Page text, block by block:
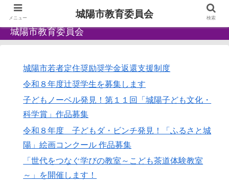
城陽市教育委員会
城陽市若者定住奨励奨学金返還支援制度
令和８年度辻奨学生を募集します
子どもノーベル発見！第１１回「城陽子ども文化・
科学賞」作品募集
令和８年度 子どもダ・ビンチ発見！「ふるさと城
陽」絵画コンクール 作品募集
「世代をつなぐ学びの教室～こども茶道体験教室
～」を開催します！
メニュー 城陽市教育委員会 検索